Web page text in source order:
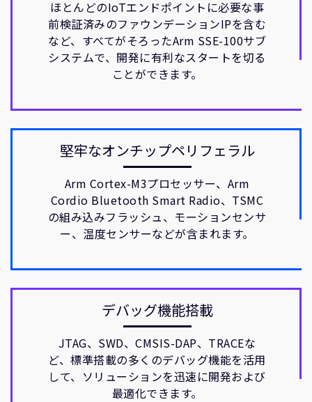
ほとんどのIoTエンドポイントに必要な事
前検証済みのファウンデーションIPを含む
など、すべてがそろったArm SSE-100サブ
システムで、開発に有利なスタートを切る
ことができます。
堅牢なオンチップペリフェラル
Arm Cortex-M3プロセッサー、Arm
Cordio Bluetooth Smart Radio、TSMC
の組み込みフラッシュ、モーションセンサ
ー、温度センサーなどが含まれます。
デバッグ機能搭載
JTAG、SWD、CMSIS-DAP、TRACEな
ど、標準搭載の多くのデバッグ機能を活用
して、ソリューションを迅速に開発および
最適化できます。